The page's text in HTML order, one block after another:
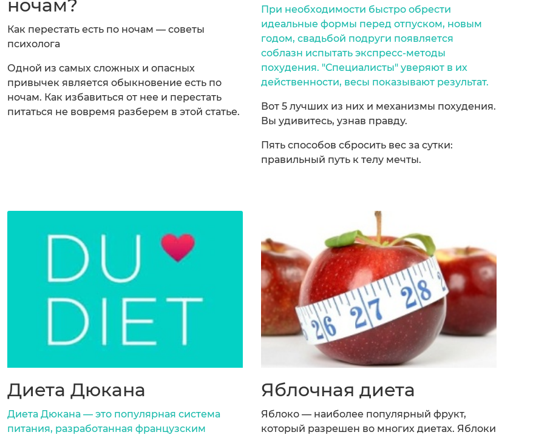
ночам?
Как перестать есть по ночам — советы
психолога
Одной из самых сложных и опасных
привычек является обыкновение есть по
ночам. Как избавиться от нее и перестать
питаться не вовремя разберем в этой статье.
При необходимости быстро обрести
идеальные формы перед отпуском, новым
годом, свадьбой подруги появляется
соблазн испытать экспресс-методы
похудения. "Специалисты" уверяют в их
действенности, весы показывают результат.
Вот 5 лучших из них и механизмы похудения.
Вы удивитесь, узнав правду.
Пять способов сбросить вес за сутки:
правильный путь к телу мечты.
Диета Дюкана
Диета Дюкана — это популярная система
питания, разработанная французским
Яблочная диета
Яблоко — наиболее популярный фрукт,
который разрешен во многих диетах. Яблоки